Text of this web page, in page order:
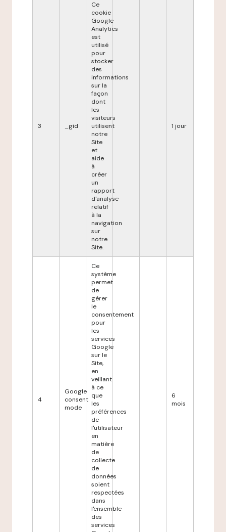
3 _gid
Ce
cookie
Google
Analytics
est
utilisé
pour
stocker
des
informations
sur la
façon
dont
les
visiteurs
utilisent
notre
Site
et
aide
à
créer
un
rapport
d'analyse
relatif
à la
navigation
sur
notre
Site.
1 jour
4
Google
consent
mode
Ce
système
permet
de
gérer
le
consentement
pour
les
services
Google
sur le
Site,
en
veillant
à ce
que
les
préférences
de
l'utilisateur
en
matière
de
collecte
de
données
soient
respectées
dans
l'ensemble
des
services
6
mois